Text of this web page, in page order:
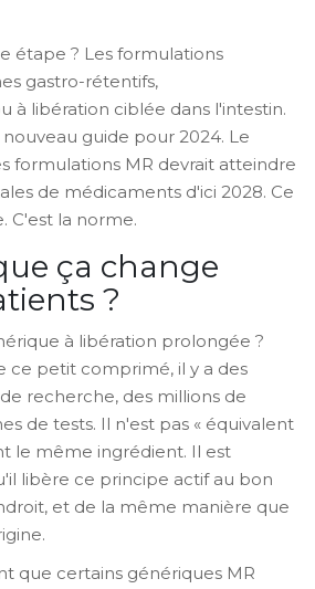
étape ? Les formulations
gastro-rétentifs,
à libération ciblée dans l'intestin.
guide pour 2024. Le
formulations MR devrait atteindre
de médicaments d'ici 2028. Ce
C'est la norme.
ça change
?
à libération prolongée ?
ce petit comprimé, il y a des
recherche, des millions de
de tests. Il n'est pas « équivalent
le même ingrédient. Il est
libère ce principe actif au bon
et de la même manière que
que certains génériques MR